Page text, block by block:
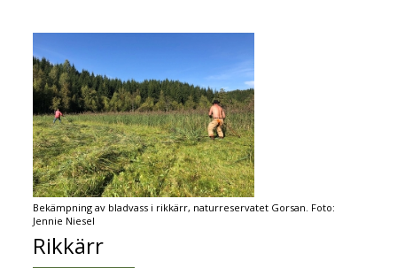
Bekämpning av bladvass i rikkärr, naturreservatet Gorsan. Foto:
Jennie Niesel
Rikkärr